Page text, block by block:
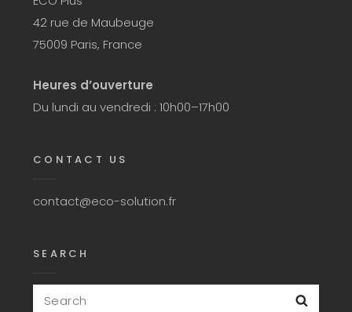
42 rue de Maubeuge
75009 Paris, France
Heures d’ouverture
Du lundi au vendredi : 10h00–17h00
CONTACT US
contact@eco-solution.fr
SEARCH
Search